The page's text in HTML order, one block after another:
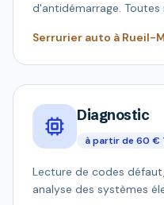
d'antidémarrage. Toutes
Serrurier auto à Rueil-
Diagnostic
à partir de 60 €
Lecture de codes
analyse des systèmes